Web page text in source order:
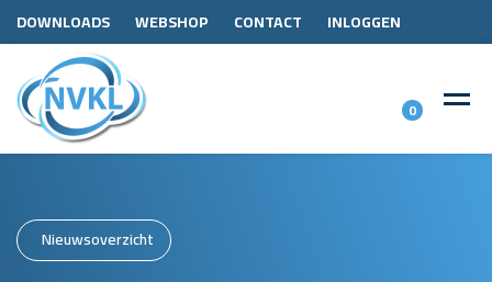
DOWNLOADS WEBSHOP CONTACT INLOGGEN
0
Nieuwsoverzicht